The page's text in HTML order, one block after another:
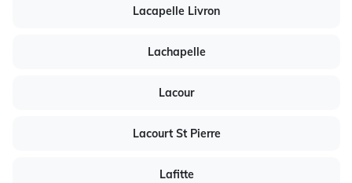
Lacapelle Livron
Lachapelle
Lacour
Lacourt St Pierre
Lafitte